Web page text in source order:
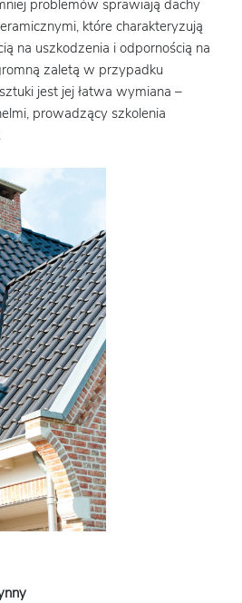
problemów sprawiają dachy
które charakteryzują
na uszkodzenia i odpornością na
zaletą w przypadku
jest jej łatwa wymiana –
prowadzący szkolenia